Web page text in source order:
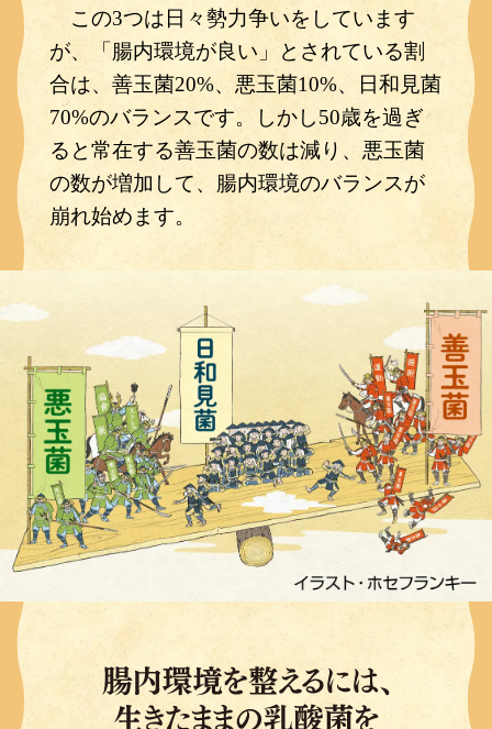
この3つは日々勢力争いをしています
が、「腸内環境が良い」とされている割
合は、善玉菌20%、悪玉菌10%、日和見菌
70%のバランスです。しかし50歳を過ぎ
ると常在する善玉菌の数は減り、悪玉菌
の数が増加して、腸内環境のバランスが
崩れ始めます。